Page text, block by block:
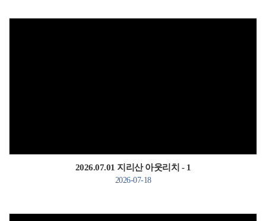
2026.07.01 지리산 아웃리치 - 1
2026-07-18